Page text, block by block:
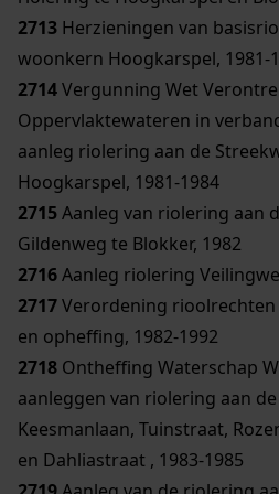
2713 Herzieningen van
woonkern Hoogkarspel, 1981-
2714Vergunning Wet
Oppervlaktewateren in
aanleg riolering aan de
Hoogkarspel, 1981-1984
2715Aanleg van riolering aan
Gildenweg te Blokker, 1982
2716Aanleg riolering
2717Verordening
en opheffing, 1982-1992
2718 Ontheffing Waterschap
aanleggen van riolering aan
Keesmanlaan, Tuinstraat,
en Dahliastraat , 1983-1985